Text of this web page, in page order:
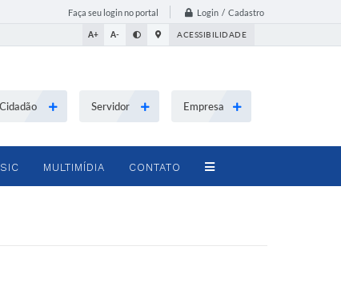
Faça seu login no portal Login / Cadastro
A+ A- ACESSIBILIDADE
Cidadão Servidor Empresa
MULTIMÍDIA CONTATO